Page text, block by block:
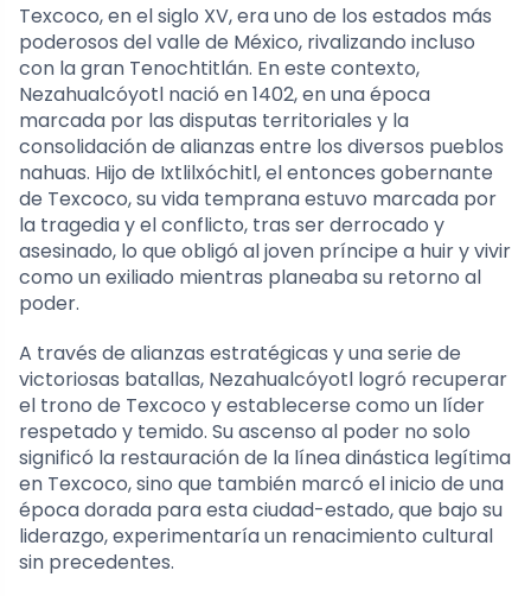
Texcoco, en el siglo XV, era uno de los estados más
poderosos del valle de México, rivalizando incluso
con la gran Tenochtitlán. En este contexto,
Nezahualcóyotl nació en 1402, en una época
marcada por las disputas territoriales y la
consolidación de alianzas entre los diversos pueblos
nahuas. Hijo de Ixtlilxóchitl, el entonces gobernante
de Texcoco, su vida temprana estuvo marcada por
la tragedia y el conflicto, tras ser derrocado y
asesinado, lo que obligó al joven príncipe a huir y vivir
como un exiliado mientras planeaba su retorno al
poder.
A través de alianzas estratégicas y una serie de
victoriosas batallas, Nezahualcóyotl logró recuperar
el trono de Texcoco y establecerse como un líder
respetado y temido. Su ascenso al poder no solo
significó la restauración de la línea dinástica legítima
en Texcoco, sino que también marcó el inicio de una
época dorada para esta ciudad-estado, que bajo su
liderazgo, experimentaría un renacimiento cultural
sin precedentes.